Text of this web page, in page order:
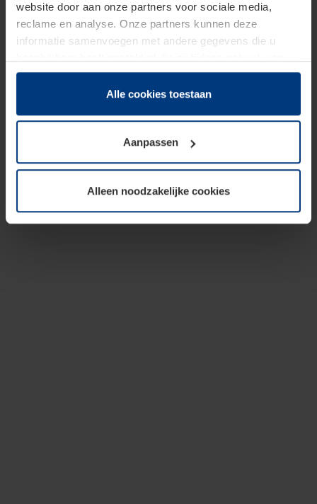
website door aan onze partners voor sociale media,
reclame en analyse. Onze partners kunnen deze
informatie samenvoegen met andere gegevens die u
hun diensten hebben verzameld.
Juridisch hebben wij het recht om cookies op uw
van deze pagina's absoluut vereist is. Voor alle andere
soorten cookies is uw toestemming benodigd. Uw
toestemming kunt u op elk moment bij de uitleg van de
wijzigen of herroepen.
Alle cookies toestaan
Aanpassen
Alleen noodzakelijke cookies